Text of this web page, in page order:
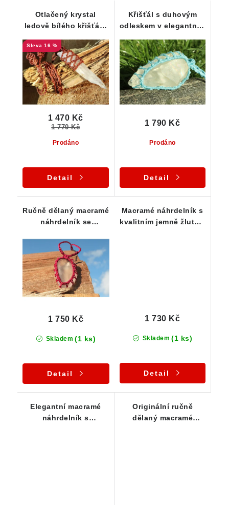
Otlačený krystal
ledově bílého křišťálu
macramé náhrdelníku
16 %
Prodáno
1 470 Kč
1 770 Kč
Detail
Křišťál s duhovým
odleskem v elegantním
Prodáno
1 790 Kč
Detail
Ručně dělaný macramé
náhrdelník se
českým křišťálem
Skladem (1 ks)
1 750 Kč
Detail
Macramé náhrdelník s
kvalitním jemně žlutým
Skladem (1 ks)
1 730 Kč
Detail
Elegantní macramé
náhrdelník s
Originální ručně
dělaný macramé